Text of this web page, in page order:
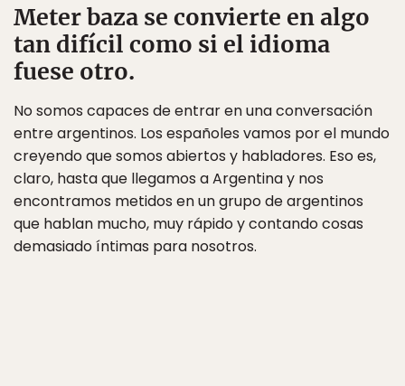
Meter baza se convierte en algo
tan difícil como si el idioma
fuese otro.
No somos capaces de entrar en una conversación
entre argentinos. Los españoles vamos por el mundo
creyendo que somos abiertos y habladores. Eso es,
claro, hasta que llegamos a Argentina y nos
encontramos metidos en un grupo de argentinos
que hablan mucho, muy rápido y contando cosas
demasiado íntimas para nosotros.